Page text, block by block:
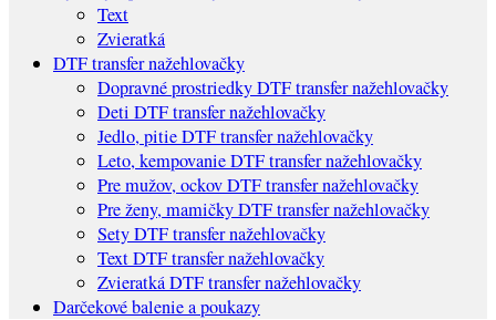
Text
Zvieratká
DTF transfer nažehlovačky
Dopravné prostriedky DTF transfer nažehlovačky
Deti DTF transfer nažehlovačky
Jedlo, pitie DTF transfer nažehlovačky
Leto, kempovanie DTF transfer nažehlovačky
Pre mužov, ockov DTF transfer nažehlovačky
Pre ženy, mamičky DTF transfer nažehlovačky
Sety DTF transfer nažehlovačky
Text DTF transfer nažehlovačky
Zvieratká DTF transfer nažehlovačky
Darčekové balenie a poukazy